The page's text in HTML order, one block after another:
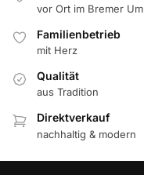
vor Ort im Bremer
Familienbetrieb
mit Herz
Qualität
aus Tradition
Direktverkauf
nachhaltig & modern